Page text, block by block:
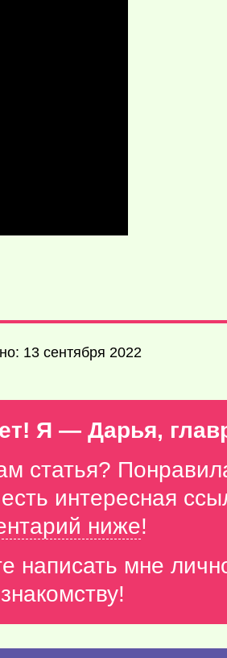
13 сентября 2022
Я — Дарья,
статья?
интересная
ниже!
написать мне